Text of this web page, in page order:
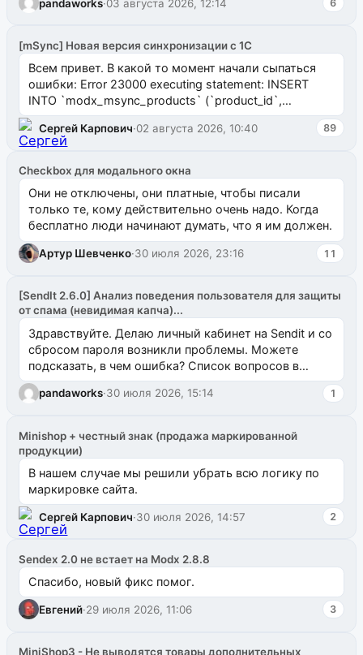
pandaworks·03 августа 2026, 12:14 6
[mSync] Новая версия синхронизации с 1С
Всем привет. В какой то момент начали сыпаться
ошибки: Error 23000 executing statement: INSERT
INTO `modx_msync_products` (`product_id`,
`uuid_1c`) VALUES ...
Сергей Карпович·02 августа 2026, 10:40 89
Checkbox для модального окна
Они не отключены, они платные, чтобы писали
только те, кому действительно очень надо. Когда
бесплатно люди начинают думать, что я им должен.
Артур Шевченко·30 июля 2026, 23:16 11
[SendIt 2.6.0] Анализ поведения пользователя для защиты
от спама (невидимая капча)...
Здравствуйте. Делаю личный кабинет на Sendit и со
сбросом пароля возникли проблемы. Можете
подсказать, в чем ошибка? Список вопросов в
одноименном разделе на modx.pro пока пуст, и,...
pandaworks·30 июля 2026, 15:14 1
Minishop + честный знак (продажа маркированной
продукции)
В нашем случае мы решили убрать всю логику по
маркировке сайта.
Сергей Карпович·30 июля 2026, 14:57 2
Sendex 2.0 не встает на Modx 2.8.8
Спасибо, новый фикс помог.
Евгений·29 июля 2026, 11:06 3
MiniShop3 - Не выводятся товары дополнительных